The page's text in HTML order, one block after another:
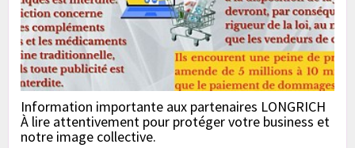
Information importante aux partenaires LONGRICH
À lire attentivement pour protéger votre business et
notre image collective.